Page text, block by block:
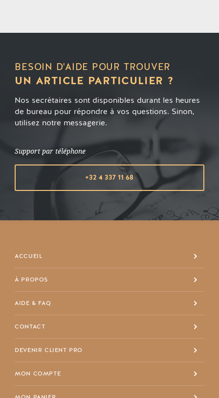
BESOIN D'AIDE POUR TROUVER
UN ARTICLE PARTICULIER ?
Nos secrétaires sont disponibles durant les heures
de bureau pour répondre à vos questions. Sinon,
utilisez notre messagerie.
Support par téléphone
+32 4 337 11 68
ACCUEIL
À PROPOS
AIDE & FAQ
CONTACT
DEVENIR CLIENT PRO
MON COMPTE
info@maisondespriet.com